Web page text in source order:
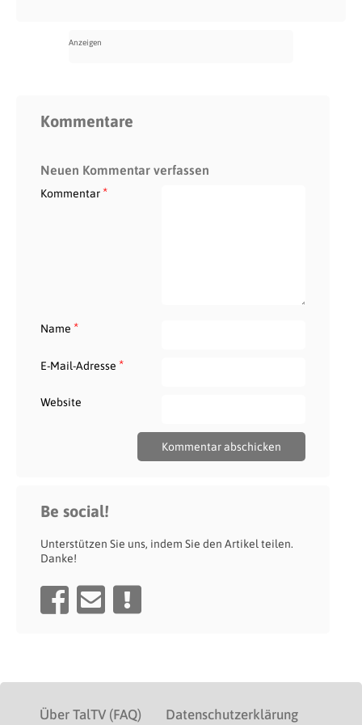
Kommentare
Neuen Kommentar verfassen
Kommentar*
Name *
E-Mail-Adresse *
Website
Be social!
Unterstützen Sie uns, indem Sie den Artikel teilen.
Danke!
Über TalTV (FAQ)
Datenschutzerklärung